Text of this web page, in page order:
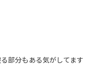
部分もある気がしてます